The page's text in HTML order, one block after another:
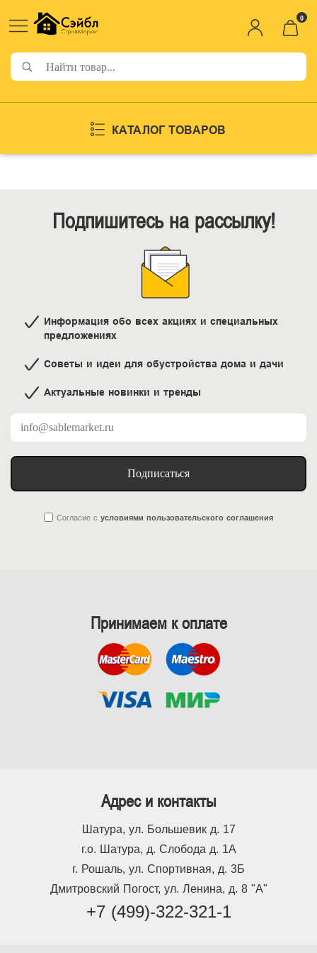
0
КАТАЛОГ ТОВАРОВ
Подпишитесь на рассылку!
Информация обо всех акциях и специальных
предложениях
Советы и идеи для обустройства дома и дачи
Актуальные новинки и тренды
Подписаться
Согласие с условиями пользовательского соглашения
Принимаем к оплате
Адрес и контакты
Шатура, ул. Большевик д. 17
г.о. Шатура, д. Слобода д. 1А
г. Рошаль, ул. Спортивная, д. 3Б
Дмитровский Погост, ул. Ленина, д. 8 "А"
+7 (499)-322-321-1